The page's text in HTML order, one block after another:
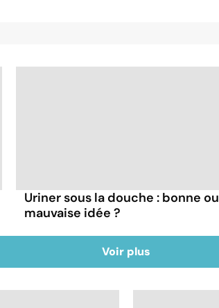
Uriner sous la douche : bonne ou
mauvaise idée ?
Voir plus